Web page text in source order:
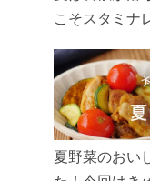
こそスタミナ
リ食べて、
う！
夏野菜のおい